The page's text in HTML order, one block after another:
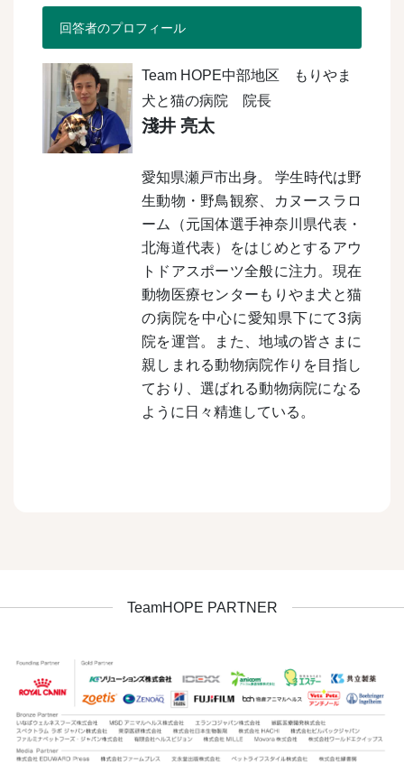
回答者のプロフィール
Team HOPE中部地区 もりやま
犬と猫の病院 院長
淺井 亮太
愛知県瀬戸市出身。 学生時代は野
生動物・野鳥観察、カヌースラロ
ーム（元国体選手神奈川県代表・
北海道代表）をはじめとするアウ
トドアスポーツ全般に注力。現在
動物医療センターもりやま犬と猫
の病院を中心に愛知県下にて3病
院を運営。また、地域の皆さまに
親しまれる動物病院作りを目指し
ており、選ばれる動物病院になる
ように日々精進している。
TeamHOPE PARTNER